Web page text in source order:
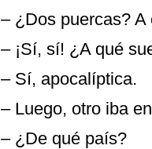
– ¿Dos puercas?
– ¡Sí, sí! ¿A qué
– Sí, apocalíptica.
– Luego, otro iba
– ¿De qué país?